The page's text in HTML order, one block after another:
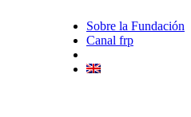
Sobre la Fundación
Canal frp